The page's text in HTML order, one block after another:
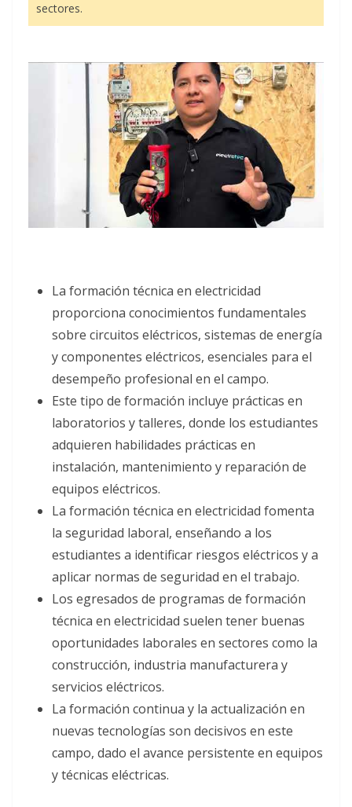
sectores.
La formación técnica en electricidad
proporciona conocimientos fundamentales
sobre circuitos eléctricos, sistemas de energía
y componentes eléctricos, esenciales para el
desempeño profesional en el campo.
Este tipo de formación incluye prácticas en
laboratorios y talleres, donde los estudiantes
adquieren habilidades prácticas en
instalación, mantenimiento y reparación de
equipos eléctricos.
La formación técnica en electricidad fomenta
la seguridad laboral, enseñando a los
estudiantes a identificar riesgos eléctricos y a
aplicar normas de seguridad en el trabajo.
Los egresados de programas de formación
técnica en electricidad suelen tener buenas
oportunidades laborales en sectores como la
construcción, industria manufacturera y
servicios eléctricos.
La formación continua y la actualización en
nuevas tecnologías son decisivos en este
campo, dado el avance persistente en equipos
y técnicas eléctricas.